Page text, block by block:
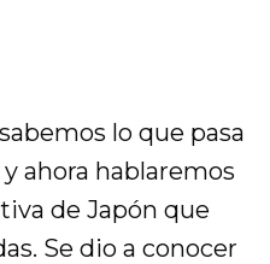
lo que pasa
ahora hablaremos
de Japón que
Se dio a conocer